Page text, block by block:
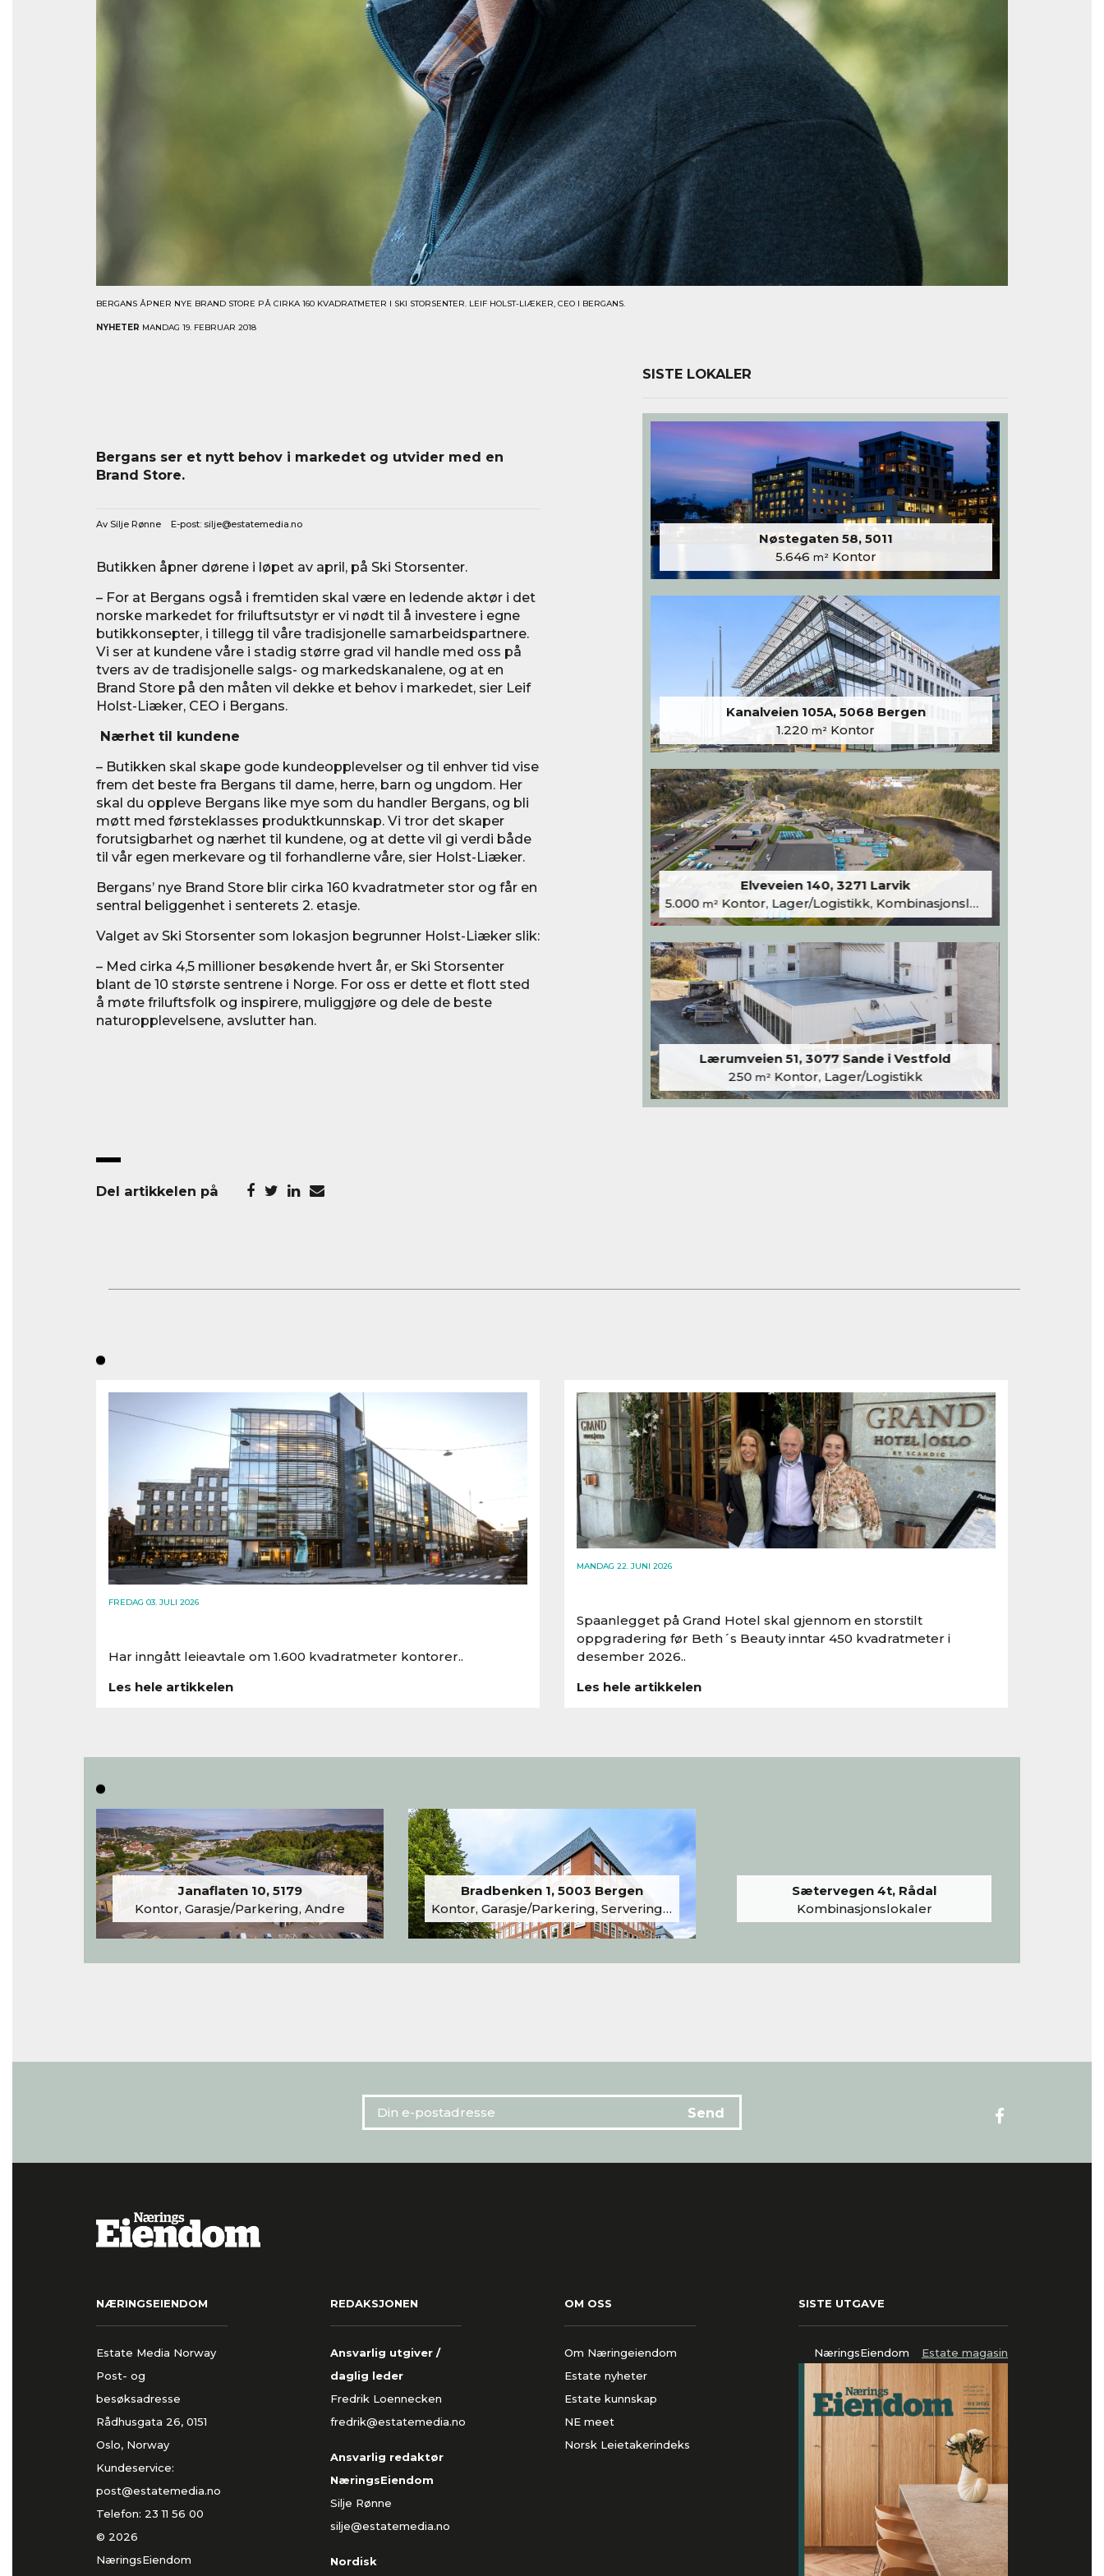
BERGANS ÅPNER NYE BRAND STORE PÅ CIRKA 160 KVADRATMETER I SKI STORSENTER. LEIF HOLST-LIÆKER, CEO I BERGANS.
NYHETER MANDAG 19. FEBRUAR 2018
Bergans ser et nytt behov i markedet og utvider med en
Brand Store.
Av Silje Rønne E-post: silje@estatemedia.no
Butikken åpner dørene i løpet av april, på Ski Storsenter.
– For at Bergans også i fremtiden skal være en ledende aktør i det
norske markedet for friluftsutstyr er vi nødt til å investere i egne
butikkonsepter, i tillegg til våre tradisjonelle samarbeidspartnere.
Vi ser at kundene våre i stadig større grad vil handle med oss på
tvers av de tradisjonelle salgs- og markedskanalene, og at en
Brand Store på den måten vil dekke et behov i markedet, sier Leif
Holst-Liæker, CEO i Bergans.
Nærhet til kundene
– Butikken skal skape gode kundeopplevelser og til enhver tid vise
frem det beste fra Bergans til dame, herre, barn og ungdom. Her
skal du oppleve Bergans like mye som du handler Bergans, og bli
møtt med førsteklasses produktkunnskap. Vi tror det skaper
forutsigbarhet og nærhet til kundene, og at dette vil gi verdi både
til vår egen merkevare og til forhandlerne våre, sier Holst-Liæker.
Bergans’ nye Brand Store blir cirka 160 kvadratmeter stor og får en
sentral beliggenhet i senterets 2. etasje.
Valget av Ski Storsenter som lokasjon begrunner Holst-Liæker slik:
– Med cirka 4,5 millioner besøkende hvert år, er Ski Storsenter
blant de 10 største sentrene i Norge. For oss er dette et flott sted
å møte friluftsfolk og inspirere, muliggjøre og dele de beste
naturopplevelsene, avslutter han.
Del artikkelen på
SISTE LOKALER
Nøstegaten 58, 5011
5.646 m²Kontor
Kanalveien 105A, 5068 Bergen
1.220 m²Kontor
Elveveien 140, 3271 Larvik
5.000m²Kontor, Lager/Logistikk, Kombinasjonslokaler
Lærumveien 51, 3077 Sande i Vestfold
250 m² Kontor, Lager/Logistikk
FREDAG 03. JULI 2026
Har inngått leieavtale om 1.600 kvadratmeter kontorer..
Les hele artikkelen
MANDAG 22. JUNI 2026
Spaanlegget på Grand Hotel skal gjennom en storstilt
oppgradering før Beth´s Beauty inntar 450 kvadratmeter i
desember 2026..
Les hele artikkelen
Janaflaten 10, 5179
Kontor, Garasje/Parkering, Andre
Bradbenken 1, 5003 Bergen
Kontor, Garasje/Parkering, Serveringslokale/Kantine, Undervisning/Arrangement
Sætervegen 4t, Rådal
Kombinasjonslokaler
NÆRINGSEIENDOM
Estate Media Norway
Post- og
besøksadresse
Rådhusgata 26, 0151
Oslo, Norway
Kundeservice:
post@estatemedia.no
Telefon: 23 11 56 00
© 2026
NæringsEiendom
REDAKSJONEN
Ansvarlig utgiver /
daglig leder
Fredrik Loennecken
fredrik@estatemedia.no
Ansvarlig redaktør
NæringsEiendom
Silje Rønne
silje@estatemedia.no
Nordisk
OM OSS
Om Næringeiendom
Estate nyheter
Estate kunnskap
NE meet
Norsk Leietakerindeks
SISTE UTGAVE
NæringsEiendom Estate magasin